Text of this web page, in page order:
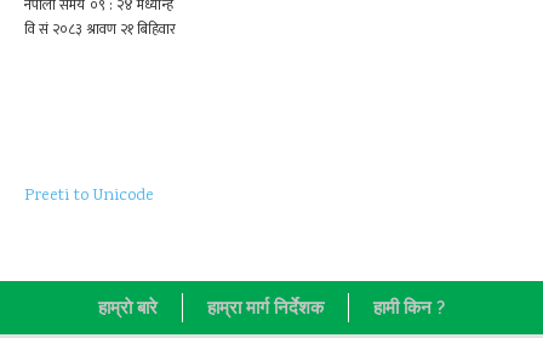
Preeti to Unicode
हाम्राे बारे हाम्रा मार्ग निर्देशक हामी किन ?